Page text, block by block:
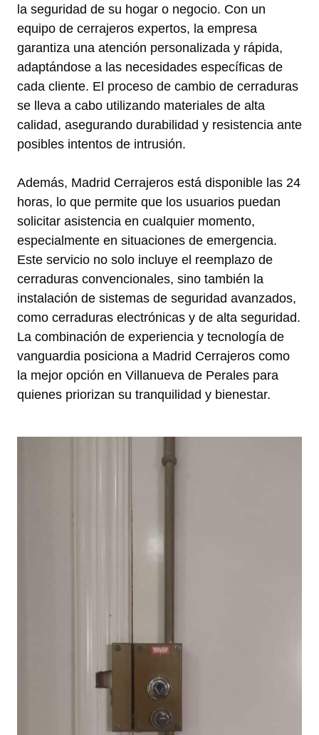
la seguridad de su hogar o negocio. Con un
equipo de cerrajeros expertos, la empresa
garantiza una atención personalizada y rápida,
adaptándose a las necesidades específicas de
cada cliente. El proceso de cambio de cerraduras
se lleva a cabo utilizando materiales de alta
calidad, asegurando durabilidad y resistencia ante
posibles intentos de intrusión.
Además, Madrid Cerrajeros está disponible las 24
horas, lo que permite que los usuarios puedan
solicitar asistencia en cualquier momento,
especialmente en situaciones de emergencia.
Este servicio no solo incluye el reemplazo de
cerraduras convencionales, sino también la
instalación de sistemas de seguridad avanzados,
como cerraduras electrónicas y de alta seguridad.
La combinación de experiencia y tecnología de
vanguardia posiciona a Madrid Cerrajeros como
la mejor opción en Villanueva de Perales para
quienes priorizan su tranquilidad y bienestar.